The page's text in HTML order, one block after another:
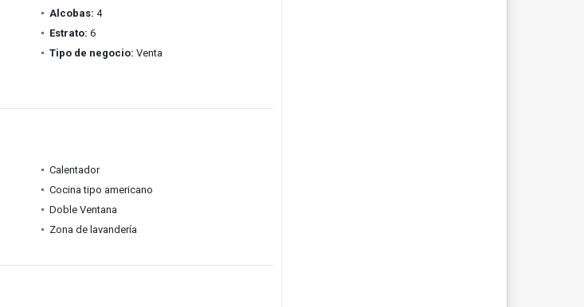
Alcobas: 4
Estrato: 6
Tipo de negocio: Venta
Calentador
Cocina tipo americano
Doble Ventana
Zona de lavandería